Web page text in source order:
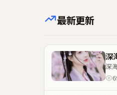
最新更新
深
深